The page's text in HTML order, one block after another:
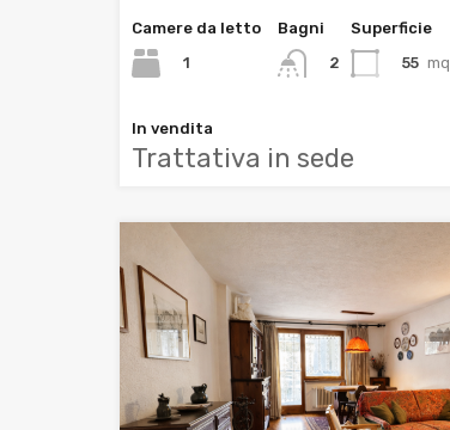
Camere da letto
1
Bagni
2
Superficie
55 mq
In vendita
Trattativa in sede